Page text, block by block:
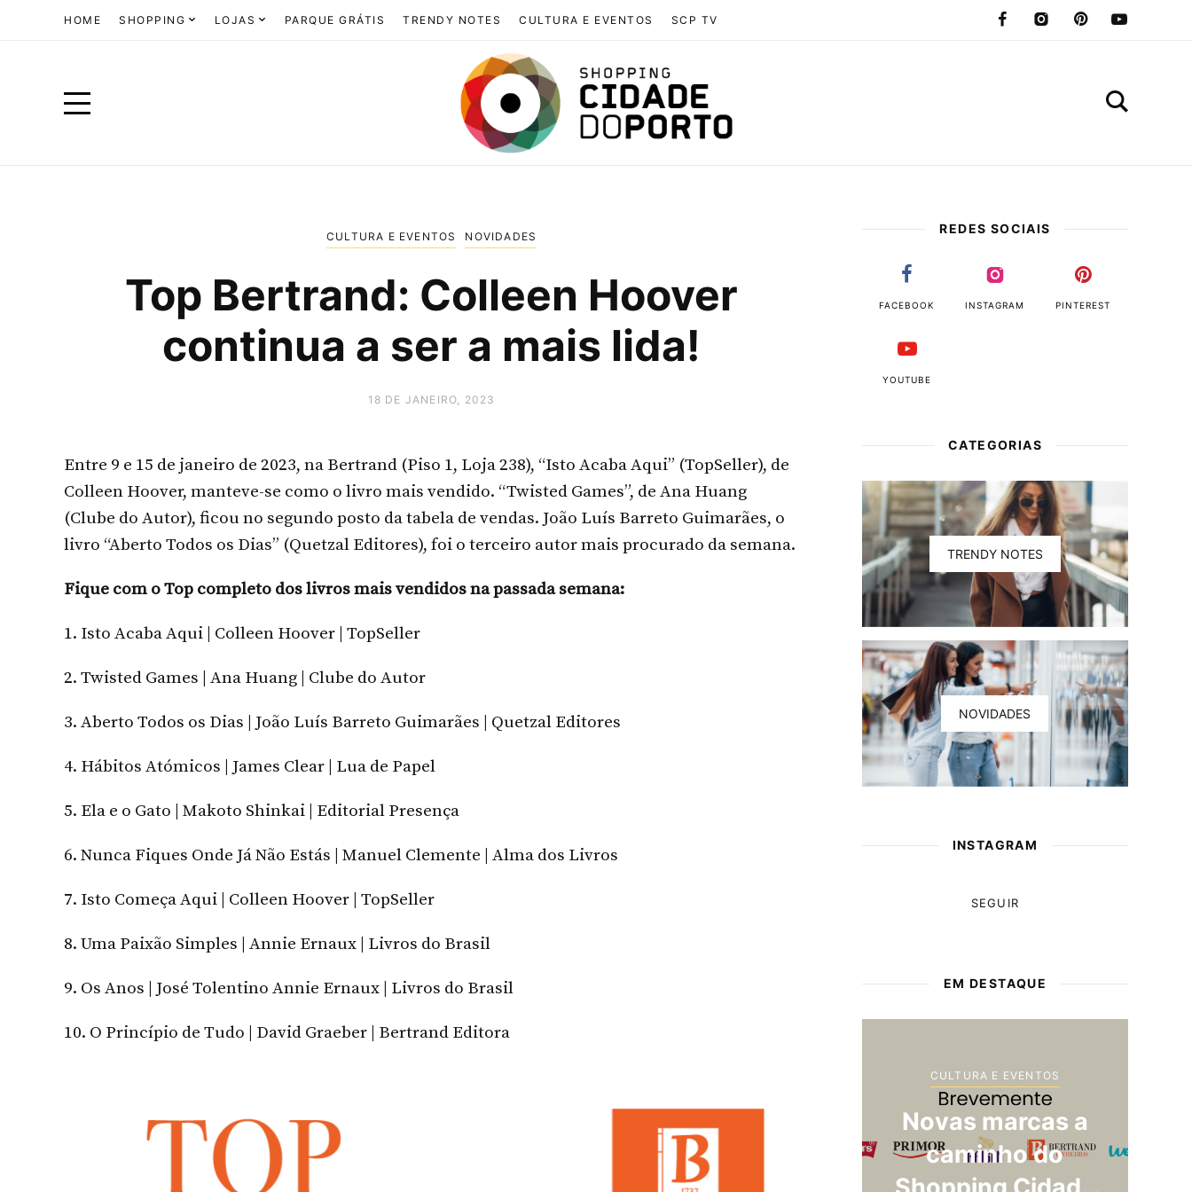
HOME SHOPPING LOJAS PARQUE GRÁTIS TRENDY NOTES CULTURA E EVENTOS SCP TV
CULTURA E EVENTOS NOVIDADES
Top Bertrand: Colleen Hoover
continua a ser a mais lida!
18 DE JANEIRO, 2023
Entre 9 e 15 de janeiro de 2023, na Bertrand (Piso 1, Loja 238), “Isto Acaba Aqui” (TopSeller), de
Colleen Hoover, manteve-se como o livro mais vendido. “Twisted Games”, de Ana Huang
(Clube do Autor), ficou no segundo posto da tabela de vendas. João Luís Barreto Guimarães, o
livro “Aberto Todos os Dias” (Quetzal Editores), foi o terceiro autor mais procurado da semana.
Fique com o Top completo dos livros mais vendidos na passada semana:
1. Isto Acaba Aqui | Colleen Hoover | TopSeller
2. Twisted Games | Ana Huang | Clube do Autor
3. Aberto Todos os Dias | João Luís Barreto Guimarães | Quetzal Editores
4. Hábitos Atómicos | James Clear | Lua de Papel
5. Ela e o Gato | Makoto Shinkai | Editorial Presença
6. Nunca Fiques Onde Já Não Estás | Manuel Clemente | Alma dos Livros
7. Isto Começa Aqui | Colleen Hoover | TopSeller
8. Uma Paixão Simples | Annie Ernaux | Livros do Brasil
9. Os Anos | José Tolentino Annie Ernaux | Livros do Brasil
10. O Princípio de Tudo | David Graeber | Bertrand Editora
REDES SOCIAIS
FACEBOOK INSTAGRAM PINTEREST
YOUTUBE
CATEGORIAS
TRENDY NOTES
NOVIDADES
INSTAGRAM
SEGUIR
EM DESTAQUE
Novas marcas a
caminho do
CULTURA E EVENTOS
Mercado Arte
Kitsune – 5.ª